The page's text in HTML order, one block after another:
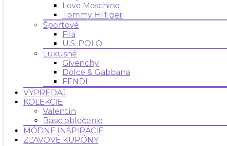
Love Moschino
Tommy Hilfiger
Športové
Fila
U.S. POLO
Luxusné
Givenchy
Dolce & Gabbana
FENDI
VÝPREDAJ
KOLEKCIE
Valentín
Basic oblečenie
MÓDNE INŠPIRÁCIE
ZĽAVOVÉ KUPÓNY